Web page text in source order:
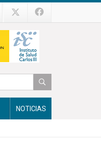
NOTICIAS